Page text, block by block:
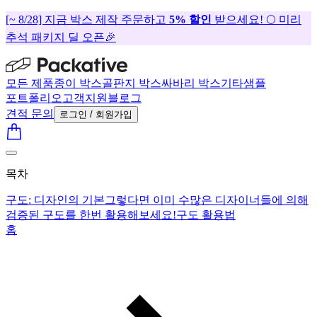
[~ 8/28] 지금 박스 제작 주문하고 5% 할인 받으세요! 🌕 미리
추석 패키지 딜 오픈🎉
모든 제품종이 박스골판지 박스싸바리 박스기타샘플
포트폴리오 고객지원 블로그
견적 문의
로그인 / 회원가입
목차
구도: 디자인의 기본그렇다면 이미 수많은 디자이너들에 의해
검증된 구도를 한번 활용해보세요!구도 활용법
홈